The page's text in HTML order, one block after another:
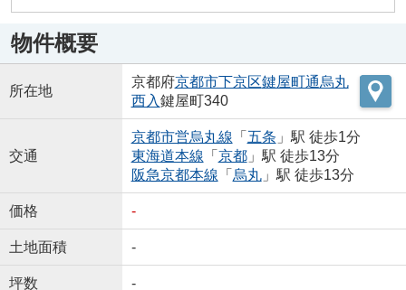
物件概要
所在地
京都府京都市下京区鍵屋町通烏丸
西入鍵屋町340
交通
京都市営烏丸線 「 五条 」駅 徒歩1分
東海道本線 「 京都」駅 徒歩13分
阪急京都本線 「 烏丸」駅 徒歩13分
価格 -
土地面積 -
坪数 -